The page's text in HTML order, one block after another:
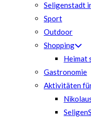
Seligenstadt
Sport
Outdoor
Shopping
Heimat
Gastronomie
Aktivitäten